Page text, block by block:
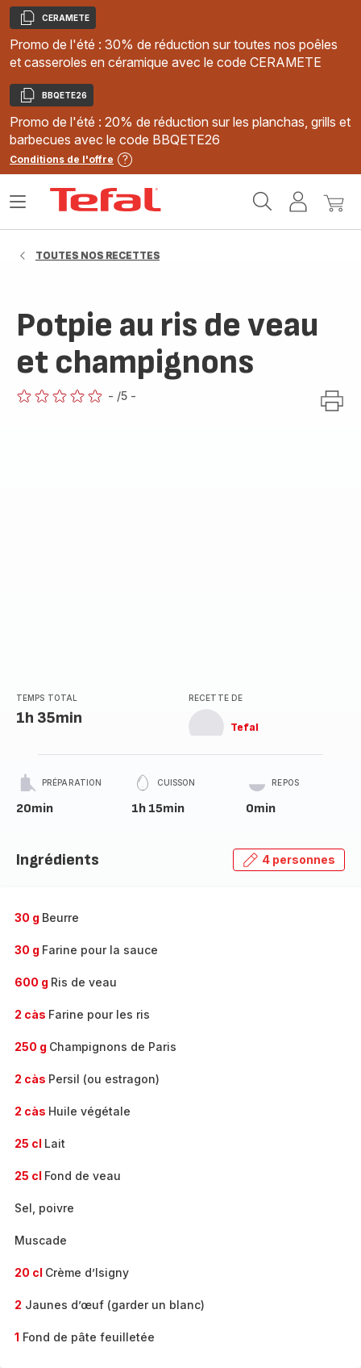
Copier
CERAMETE
Promo de l'été : 30% de réduction sur toutes nos poêles
et casseroles en céramique avec le code CERAMETE
Copier
BBQETE26
Promo de l'été : 20% de réduction sur les planchas, grills et
barbecues avec le code BBQETE26
Conditions de l'offre
MonMon
Ouvrir
TOUTES NOS RECETTES
Potpie au ris de veau
et champignons
- /5 -
TEMPS TOTAL
1h 35min
RECETTE DE
Tefal
PRÉPARATION
20min
CUISSON
1h 15min
REPOS
0min
Ingrédients 4 personnes
30 g Beurre
30 g Farine pour la sauce
600 g Ris de veau
2 càs Farine pour les ris
250 g Champignons de Paris
2 càs Persil (ou estragon)
2 càs Huile végétale
25 cl Lait
25 cl Fond de veau
Sel, poivre
Muscade
20 cl Crème d’Isigny
2 Jaunes d’œuf (garder un blanc)
1 Fond de pâte feuilletée